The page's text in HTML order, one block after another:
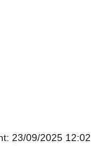
: 23/09/2025 12:02